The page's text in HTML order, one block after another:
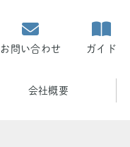
お問い合わせ ガイド
会社概要